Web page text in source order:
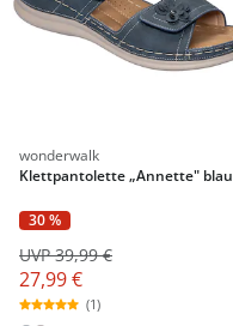
wonderwalk
Klettpantolette „Annette" blau
30 %
27,99 €
UVP 39,99 €
(1)